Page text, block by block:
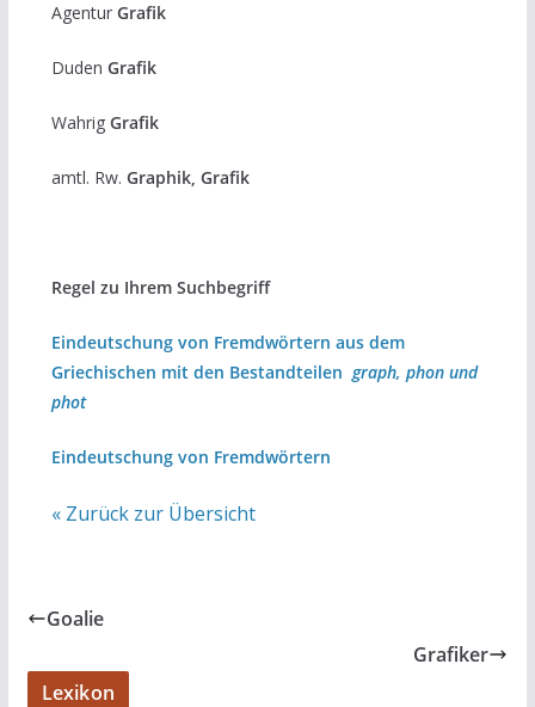
Agentur Grafik
Duden Grafik
Wahrig Grafik
amtl. Rw. Graphik, Grafik
Regel zu Ihrem Suchbegriff
Eindeutschung von Fremdwörtern aus dem
Griechischen mit den Bestandteilen graph, phon und
phot
Eindeutschung von Fremdwörtern
« Zurück zur Übersicht
Goalie
Grafiker
Lexikon